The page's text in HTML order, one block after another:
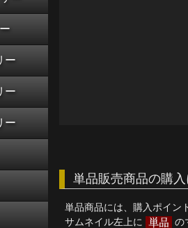
ー
ー
ー
単品販売商品の購
単品商品には、購入ポイン
サムネイル左上に
の